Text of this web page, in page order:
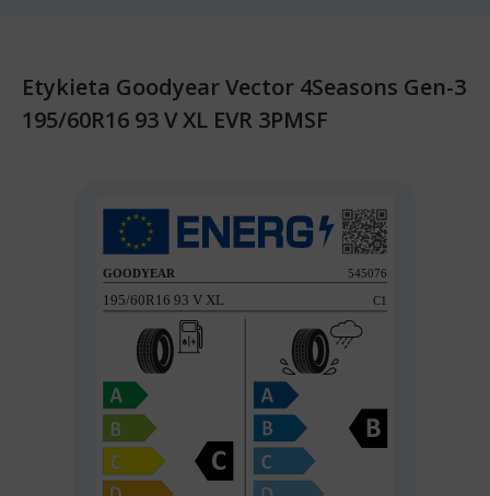
Etykieta Goodyear Vector 4Seasons Gen-3
195/60R16 93 V XL EVR 3PMSF